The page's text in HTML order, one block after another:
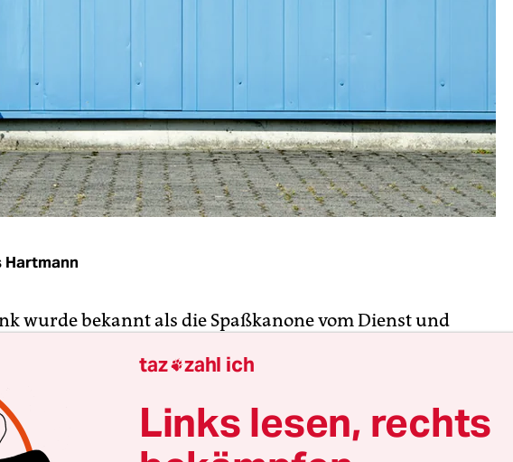
Hartmann
wurde bekannt als die Spaßkanone vom Dienst und
erhoben er und die weiteren Hamburger
Jacques Palminger und Rocko Schamoni
zur Kunstform und mit Fraktus erfand er mit derselben
deutsche Version der Spinal Tap, die immerhin einen Film
taz zahl ich
Links lesen, rechts